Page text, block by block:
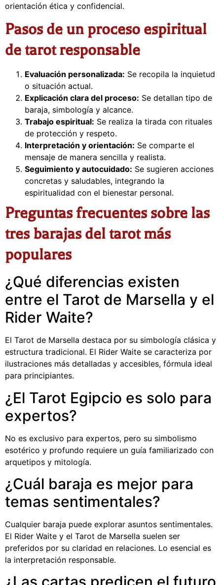
orientación ética y confidencial.
Pasos de un proceso espiritual
de tarot responsable
Evaluación personalizada: Se recopila la inquietud
o situación actual.
Explicación clara del proceso: Se detallan tipo de
baraja, simbología y alcance.
Trabajo espiritual: Se realiza la tirada con rituales
de protección y respeto.
Interpretación y orientación: Se comparte el
mensaje de manera sencilla y realista.
Seguimiento y autocuidado: Se sugieren acciones
concretas y saludables, integrando la
espiritualidad con el bienestar personal.
Preguntas frecuentes sobre las
tres barajas del tarot más
populares
¿Qué diferencias existen
entre el Tarot de Marsella y el
Rider Waite?
El Tarot de Marsella destaca por su simbología clásica y
estructura tradicional. El Rider Waite se caracteriza por
ilustraciones más detalladas y accesibles, fórmula ideal
para principiantes.
¿El Tarot Egipcio es solo para
expertos?
No es exclusivo para expertos, pero su simbolismo
esotérico y profundo requiere un guía familiarizado con
arquetipos y mitología.
¿Cuál baraja es mejor para
temas sentimentales?
Cualquier baraja puede explorar asuntos sentimentales.
El Rider Waite y el Tarot de Marsella suelen ser
preferidos por su claridad en relaciones. Lo esencial es
la interpretación responsable.